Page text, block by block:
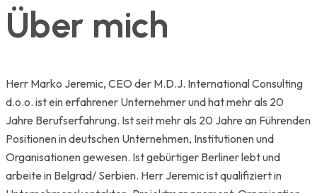
Über mich
Herr Marko Jeremic, CEO der M.D.J. International Consulting
d.o.o. ist ein erfahrener Unternehmer und hat mehr als 20
Jahre Berufserfahrung. Ist seit mehr als 20 Jahre an Führenden
Positionen in deutschen Unternehmen, Institutionen und
Organisationen gewesen. Ist gebürtiger Berliner lebt und
arbeite in Belgrad/ Serbien. Herr Jeremic ist qualifiziert in